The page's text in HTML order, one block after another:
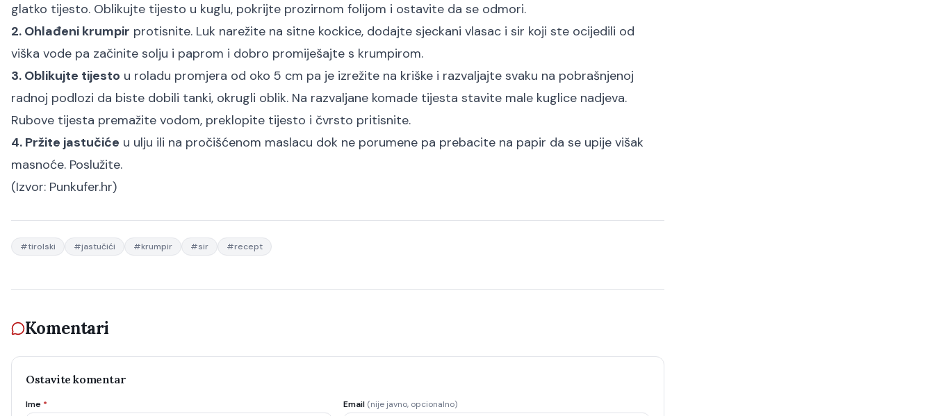
glatko tijesto. Oblikujte tijesto u kuglu, pokrijte prozirnom folijom i ostavite da se odmori.
2. Ohlađeni krumpir protisnite. Luk narežite na sitne kockice, dodajte sjeckani vlasac i sir koji ste ocijedili od
viška vode pa začinite solju i paprom i dobro promiješajte s krumpirom.
3. Oblikujte tijesto u roladu promjera od oko 5 cm pa je izrežite na kriške i razvaljajte svaku na pobrašnjenoj
radnoj podlozi da biste dobili tanki, okrugli oblik. Na razvaljane komade tijesta stavite male kuglice nadjeva.
Rubove tijesta premažite vodom, preklopite tijesto i čvrsto pritisnite.
4. Pržite jastučiće u ulju ili na pročišćenom maslacu dok ne porumene pa prebacite na papir da se upije višak
masnoće. Poslužite.
(Izvor: Punkufer.hr)
#tirolski #jastučići #krumpir #sir #recept
Komentari
Ostavite komentar
Ime * Email (nije javno, opcionalno)